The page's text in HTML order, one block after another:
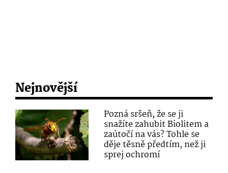
Nejnovější
Pozná sršeň, že se ji
snažíte zahubit Biolitem a
zaútočí na vás? Tohle se
děje těsně předtím, než ji
sprej ochromí